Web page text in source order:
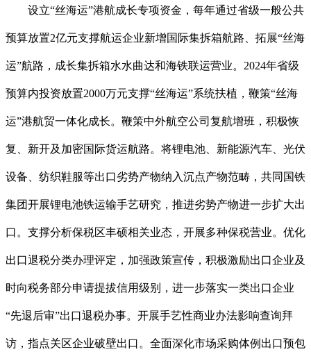
设立“丝海运”港航成长专项资金，每年通过省级一般公共
预算放置2亿元支撑航运企业新增国际集拆箱航路、拓展“丝海
运”航路，成长集拆箱水水曲达和海铁联运营业。2024年省级
预算内投资放置2000万元支撑“丝海运”系统扶植，鞭策“丝海
运”港航贸一体化成长。鞭策中外航空公司复航增班，积极恢
复、新开及加密国际货运航路。将锂电池、新能源汽车、光伏
设备、纺织鞋服等出口劣势产物纳入沉点产物范畴，共同国铁
集团开展锂电池铁运输手艺研究，推进劣势产物进一步扩大出
口。支撑分析保税区丰硕相关业态，开展多种保税营业。优化
出口退税分类办理评定，加强政策宣传，积极激励出口企业及
时向税务部分申请提拔信用级别，进一步落实一类出口企业
“先退后审”出口退税办事。开展手艺性商业办法影响查询拜
访，指点关区企业破壁出口。全面深化市场采购体例出口预包